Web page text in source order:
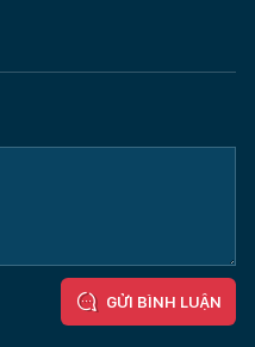
GỬI BÌNH LUẬN